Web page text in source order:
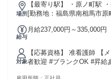
場所
【最寄り駅】 ・原ノ町駅
[勤務地：福島県南相馬市原
給与
月給237,000円～335,000円
対象
【応募資格】 准看護師 【メリット】 #長期 #学歴不問 #経験
者歓迎 #ブランクOK #昇給